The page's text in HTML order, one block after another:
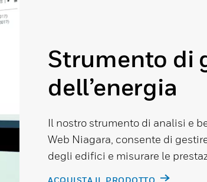
Strumento di
dell’energia
Il nostro strumento di analisi e
Web Niagara, consente di
degli edifici e misurare le